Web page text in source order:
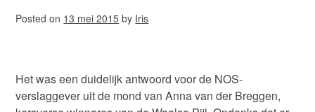
Posted on 13 mei 2015 by Iris
Het was een duidelijk antwoord voor de NOS-
verslaggever uit de mond van Anna van der Breggen,